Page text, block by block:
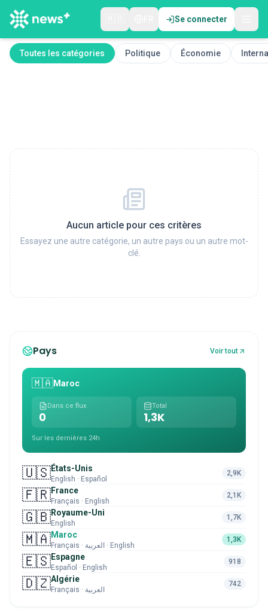
Se connecter
Toutes les catégories Politique Économie
Aucun article pour ces critères
Essayez une autre catégorie, un autre pays ou un autre mot-
clé.
Pays Voir tout
🇲🇦Maroc
Dans ce flux
0
Total
1,3K
Sur les dernières 24h
🇺🇸États-Unis
English · Español
2,9K
🇫🇷France
Français · English
2,1K
🇬🇧Royaume-Uni
English
1,7K
🇲🇦Maroc
Français · العربية · English
1,3K
🇪🇸Espagne
Español · English
918
🇩🇿Algérie
Français · العربية
742